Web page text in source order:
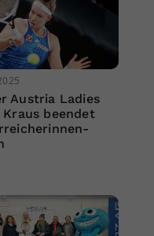
Austria Ladies
Kraus beendet